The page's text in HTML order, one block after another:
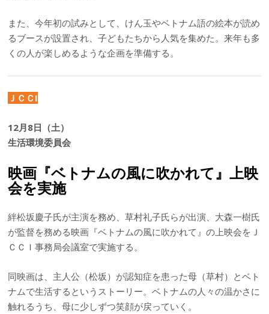
また、今年初の試みとして、けん玉やベトナム語の絵本が読め
るブースが設置され、子どもたちから人気を集めた。来年も多
くの人が楽しめるような企画を準備する。
ＪＣＣI
12月8日（土）
生活環境委員会
映画『ベトナムの風に吹かれて』上映
会を実施
絆松坂慶子氏が主演を務め、草村礼子氏らが出演、大森一樹氏
が監督を務める映画『ベトナムの風に吹かれて』の上映会をＪ
ＣＣＩ事務局会議室で実施する。
同映画は、主人公（松坂）が認知症を患った母（草村）とベト
ナムで生活するというストーリー。ベトナムの人々の温かさに
触れるうち、母に少しずつ笑顔が戻っていく。